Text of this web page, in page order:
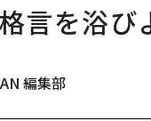
言を浴び
編集部